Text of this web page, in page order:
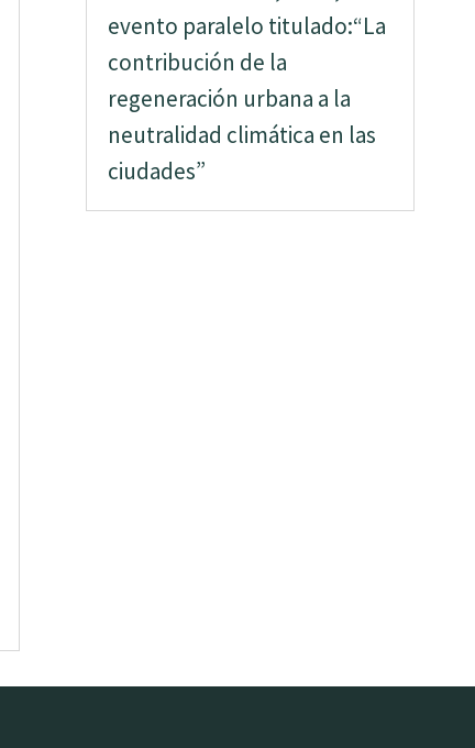
evento paralelo titulado:“La
contribución de la
regeneración urbana a la
neutralidad climática en las
ciudades”